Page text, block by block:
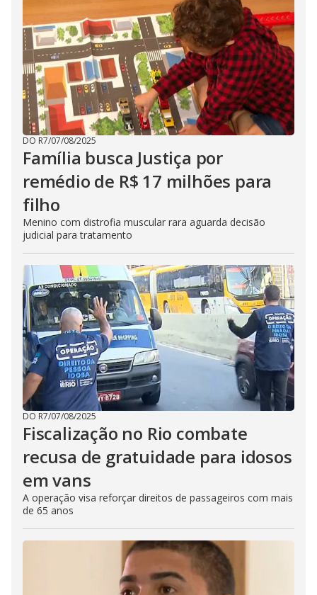
DO R7/07/08/2025
Família busca Justiça por
remédio de R$ 17 milhões para
filho
Menino com distrofia muscular rara aguarda decisão
judicial para tratamento
DO R7/07/08/2025
Fiscalização no Rio combate
recusa de gratuidade para idosos
em vans
A operação visa reforçar direitos de passageiros com mais
de 65 anos